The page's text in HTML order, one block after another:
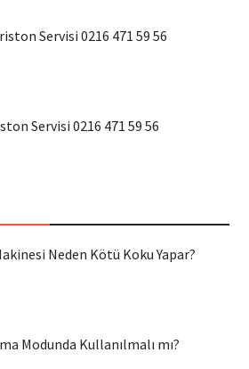
Servisi 0216 471 59 56
Servisi 0216 471 59 56
Neden Kötü Koku Yapar?
Modunda Kullanılmalı mı?